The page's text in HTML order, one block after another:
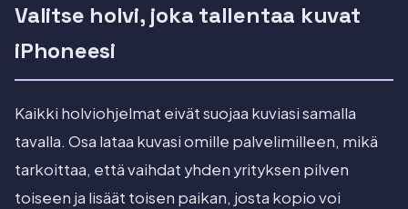
Valitse holvi, joka tallentaa kuvat
iPhoneesi
Kaikki holviohjelmat eivät suojaa kuviasi samalla
tavalla. Osa lataa kuvasi omille palvelimilleen, mikä
tarkoittaa, että vaihdat yhden yrityksen pilven
toiseen ja lisäät toisen paikan, josta kopio voi